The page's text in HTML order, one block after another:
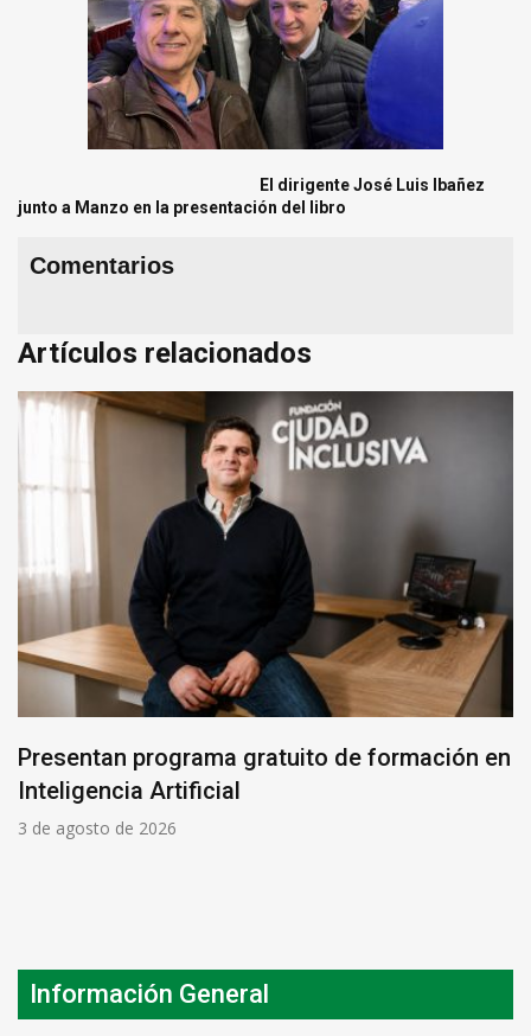
El dirigente José Luis Ibañez
junto a Manzo en la presentación del libro
Comentarios
Artículos relacionados
Presentan programa gratuito de formación en
Inteligencia Artificial
3 de agosto de 2026
Información General